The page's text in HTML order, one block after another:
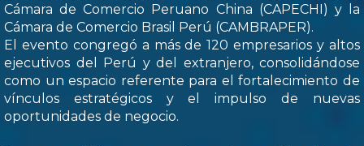
Cámara de Comercio Peruano China (CAPECHI) y la
Cámara de Comercio Brasil Perú (CAMBRAPER).
El evento congregó a más de 120 empresarios y altos
ejecutivos del Perú y del extranjero, consolidándose
como un espacio referente para el fortalecimiento de
vínculos estratégicos y el impulso de nuevas
oportunidades de negocio.